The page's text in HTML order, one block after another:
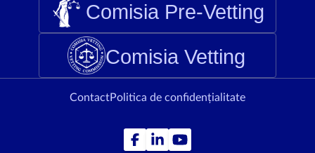
Comisia Pre-Vetting
Comisia Vetting
ContactPolitica de confidențialitate